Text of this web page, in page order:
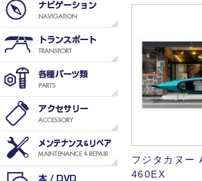
フジタカヌー
460EX